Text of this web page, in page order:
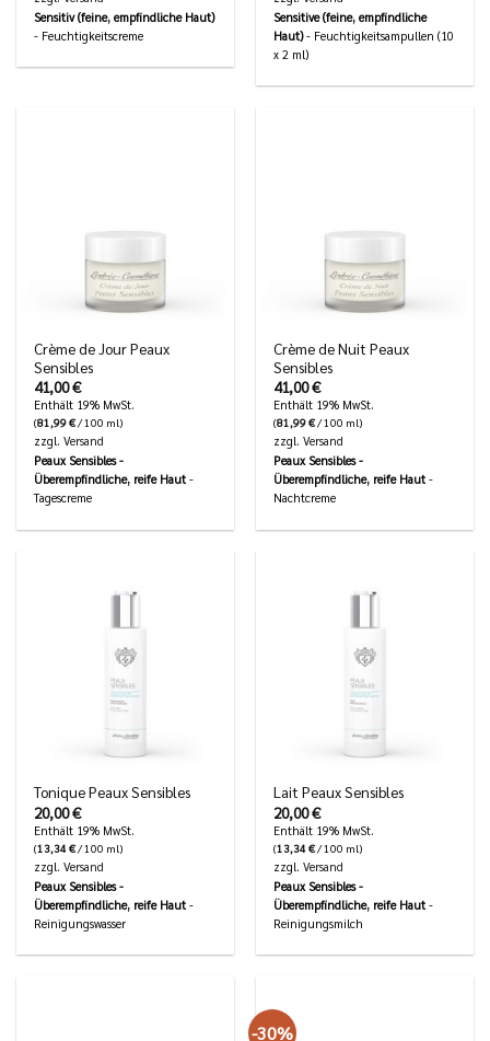
Sensitiv (feine, empfindliche Haut)
- Feuchtigkeitscreme
Sensitive (feine, empfindliche
Haut)- Feuchtigkeitsampullen (10
x 2 ml)
Crème de Jour Peaux
Sensibles
41,00€
Enthält 19% MwSt.
(81,99€/ 100 ml)
zzgl.Versand
Peaux Sensibles -
Überempfindliche, reife Haut -
Tagescreme
Crème de Nuit Peaux
Sensibles
41,00€
Enthält 19% MwSt.
(81,99€/ 100 ml)
zzgl.Versand
Peaux Sensibles -
Überempfindliche, reife Haut -
Nachtcreme
Tonique Peaux Sensibles
20,00€
Enthält 19% MwSt.
(13,34€/ 100 ml)
zzgl.Versand
Peaux Sensibles -
Überempfindliche, reife Haut -
Reinigungswasser
Lait Peaux Sensibles
20,00€
Enthält 19% MwSt.
(13,34€/ 100 ml)
zzgl.Versand
Peaux Sensibles -
Überempfindliche, reife Haut -
Reinigungsmilch
-30%